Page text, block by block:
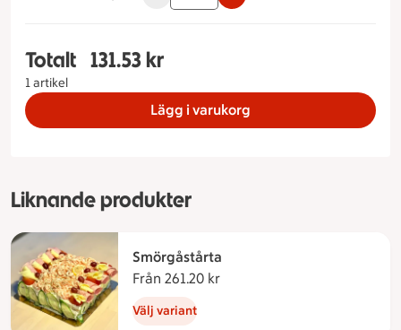
Totalt
1 artikel
Totalt 1 stycken Räkbomb, 131.53 kronor
131.53 kr
Lägg i varukorg
Liknande produkter
Smörgåstårta
Från 261.20 kr
Välj variant